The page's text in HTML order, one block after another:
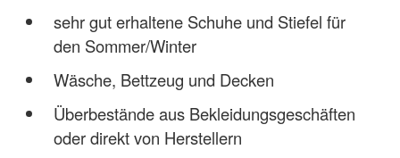
sehr gut erhaltene Schuhe und Stiefel für
den Sommer/Winter
Wäsche, Bettzeug und Decken
Überbestände aus Bekleidungsgeschäften
oder direkt von Herstellern